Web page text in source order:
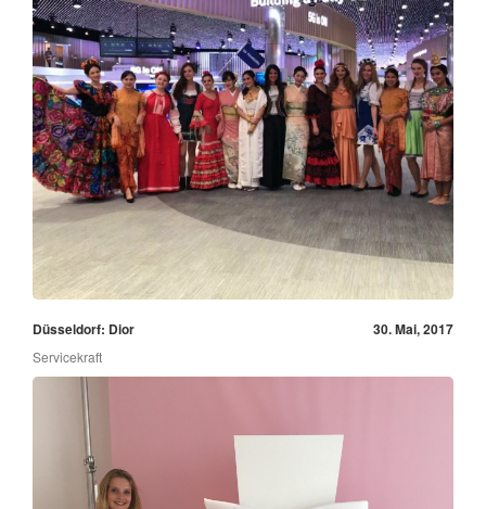
Düsseldorf: Dior 30. Mai, 2017
Servicekraft